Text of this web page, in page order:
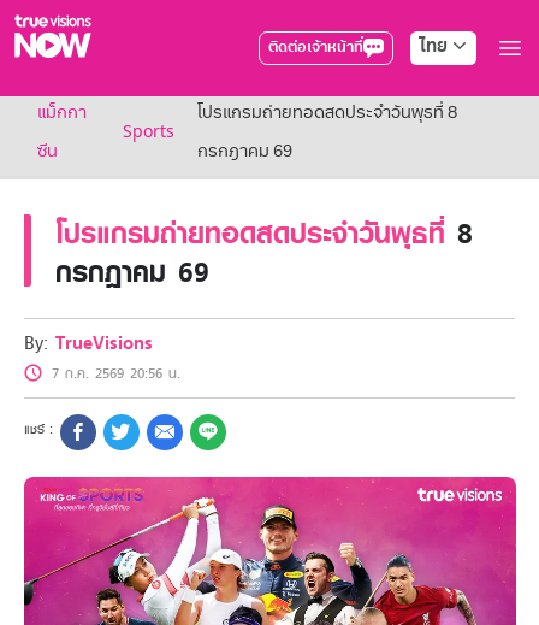
ติดต่อเจ้าหน้าที่ ไทย
True AF2026
แพ็กเกจ
NOW SPORTS
NOW Muay Thai
แพ็กเกจทรูวิชันส์นาวทั้งหมด
เคเบิลและจานดาวเทียม
สิทธิพิเศษ
สิทธิพิเศษลูกค้าทรูวิชั่นส์
Showtime
HoReCa
แพ็กเกจสำหรับผู้ประกอบการ
หาร้านร่วมรายการ
FAQs
แม็กกา
ซีน
Sports
โปรแกรมถ่ายทอดสดประจำวันพุธที่ 8
กรกฎาคม 69
โปรแกรมถ่ายทอดสดประจำวันพุธที่ 8
กรกฎาคม 69
By: TrueVisions
7 ก.ค. 2569 20:56 น.